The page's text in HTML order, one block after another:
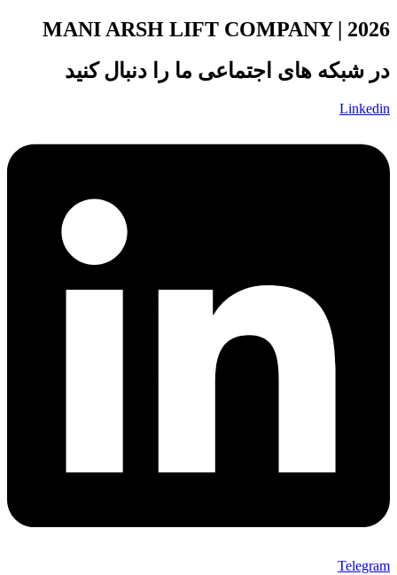
MANI ARSH LIFT COMPANY | 2026
در شبکه های اجتماعی ما را دنبال کنید
Linkedin
Telegram